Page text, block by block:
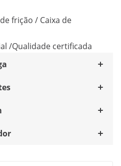
frição / Caixa de
/Qualidade certificada